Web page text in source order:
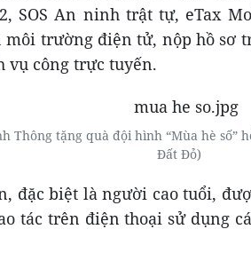
SOS An ninh trật tự, eTax
trường điện tử, nộp hồ sơ
vụ công trực tuyến.
Thông tặng quà đội hình “Mùa hè số”
Đất Đỏ)
đặc biệt là người cao tuổi,
tác trên điện thoại sử dụng